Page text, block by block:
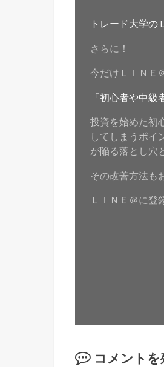
トレード大学の
さらに！
今だけＬＩＮＥ
「初心者や中
投資を始めた初
してしまうポイ
が陥る落とし穴
その改善方法も
ＬＩＮＥ＠に登
コメントを